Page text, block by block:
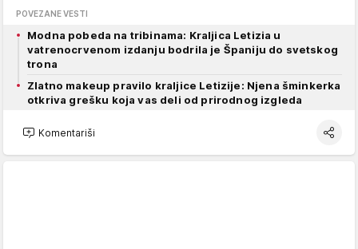
POVEZANE VESTI
Modna pobeda na tribinama: Kraljica Letizia u
vatrenocrvenom izdanju bodrila je Španiju do svetskog
trona
Zlatno makeup pravilo kraljice Letizije: Njena šminkerka
otkriva grešku koja vas deli od prirodnog izgleda
Komentariši